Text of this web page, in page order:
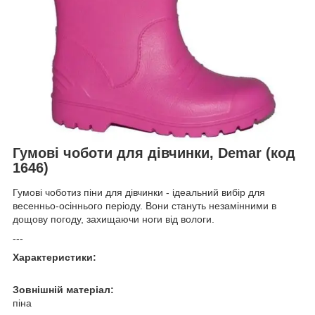
Гумові чоботи для дівчинки, Demar (код
1646)
Гумові чоботиз піни для дівчинки - ідеальний вибір для
весенньо-осіннього періоду. Вони стануть незамінними в
дощову погоду, захищаючи ноги від вологи.
---
Характеристики:
Зовнішній матеріал:
піна